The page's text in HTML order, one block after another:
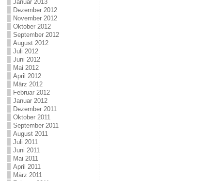
Januar 2013
Dezember 2012
November 2012
Oktober 2012
September 2012
August 2012
Juli 2012
Juni 2012
Mai 2012
April 2012
März 2012
Februar 2012
Januar 2012
Dezember 2011
Oktober 2011
September 2011
August 2011
Juli 2011
Juni 2011
Mai 2011
April 2011
März 2011